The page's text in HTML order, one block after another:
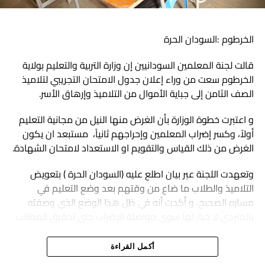
منصة التأسيس الأولى.
وأضاف التجمع في بيان أن ما يتوارد من مبادرات وأحاديث بشأن
إعادة توحيده، يخدم أجندة المجموعات التي خرقت ميثاق التجمع.
وطالب بتطوير إعلان الحرية والتغيير لميثاق تفصيلي أكثر وضوحا
ودقة، بما يظهر الالتزام بمطالب وشعارات التغيير.
يذكر أن تجمع المهنيين السودانيين الذي لعب دورا كبيرا في
الثورة، تعرض لانشقاق في مايو/أيار من العام الماضي.
وكان تيار “الميثاق الوطني” بقوى إعلان الحرية والتغيير قد دعا
-أمس الخميس- إلى تنظيم مسيرات احتجاجية السبت للمطالبة
وقال في بيان إن من الواجب الوطني الخروج لدعم العودة إلى
منصة التأسيس (قوى الحرية والتغيير في يناير/كانون الثاني
الخرطوم :السودان الحرة
قالت لجنة المعلمين السودانيين إن وزارة التربية والتعليم بولاية
الخرطوم سعت من وراء إعلان جدول الامتحان التجريبي لتلاميذ
الصف الثامن إلى جباية الأموال من التلاميذ وإرهاق الأسر.
و اعتبرت خطوة الوزارة بأن الغرض منها النيل من مجانية التعليم
أولاً، وكسر إضراب المعلمين وإحراجهم ثانياً، مستبعد ان يكون
الغرض من ذلك القياس والتقويم او الاستعداد لامتحان الشهادة.
وتعهدت اللجنة عبر بيان اطلع عليه (السودان الحرة ) بتعويض
التلاميذ والطلاب ما ضاع من وقتهم بعد وضع التعليم في
مساره الصحيح، و أكدت أنه في ظل هذا الوضع الذي وصفته
وشددت على أنه كان من الأجدى لوزارة التربية أن تتفهم قضايا
المعلمين و تعمل على حلها، بدلا عن زيادة التعقيدات.
أكمل القراءة